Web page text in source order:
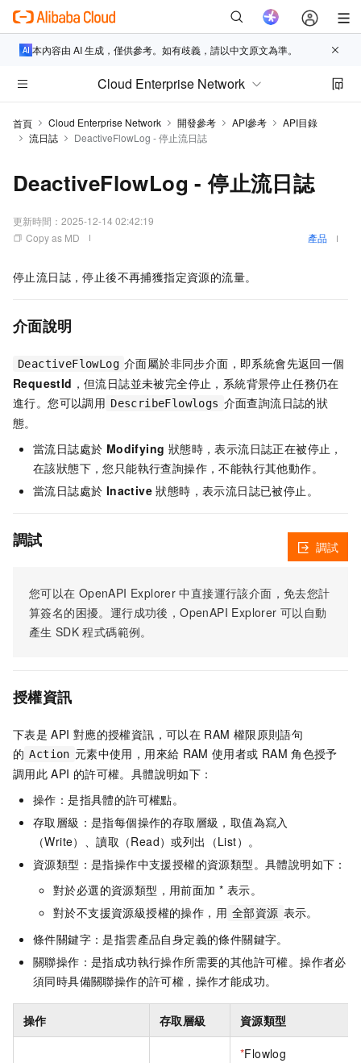
本內容由 AI 生成，僅供參考。如有歧義，請以中文原文為準。
Cloud Enterprise Network
首頁 Cloud Enterprise Network 開發參考 API參考
API目錄
流日誌
DeactiveFlowLog - 停止流日誌
DeactiveFlowLog - 停止流日誌
更新時間： 2025-12-14 02:42:19
Copy as MD
產品
停止流日誌，停止後不再捕獲指定資源的流量。
介面說明
DeactiveFlowLog 介面屬於非同步介面，即系統會先返回一個
RequestId ，但流日誌並未被完全停止，系統背景停止任務仍在
進行。您可以調用 DescribeFlowlogs 介面查詢流日誌的狀
態。
當流日誌處於 Modifying 狀態時，表示流日誌正在被停止，
在該狀態下，您只能執行查詢操作，不能執行其他動作。
當流日誌處於 Inactive 狀態時，表示流日誌已被停止。
調試
您可以在 OpenAPI Explorer 中直接運行該介面，免去您計
算簽名的困擾。運行成功後，OpenAPI Explorer 可以自動
產生 SDK 程式碼範例。
調試
授權資訊
下表是 API 對應的授權資訊，可以在 RAM 權限原則語句
的 Action 元素中使用，用來給 RAM 使用者或 RAM 角色授予
調用此 API 的許可權。具體說明如下：
操作：是指具體的許可權點。
存取層級：是指每個操作的存取層級，取值為寫入
（Write）、讀取（Read）或列出（List）。
資源類型：是指操作中支援授權的資源類型。具體說明如下：
對於必選的資源類型，用前面加 * 表示。
對於不支援資源級授權的操作，用 全部資源 表示。
條件關鍵字：是指雲產品自身定義的條件關鍵字。
關聯操作：是指成功執行操作所需要的其他許可權。操作者必
須同時具備關聯操作的許可權，操作才能成功。
操作 存取層級 資源類型
*Flowlog